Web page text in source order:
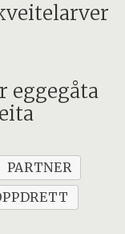
eggegåta
PARTNER